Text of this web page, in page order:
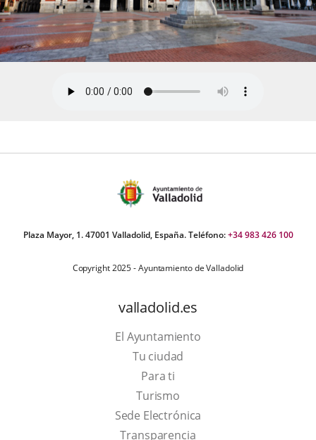
Plaza Mayor, 1. 47001 Valladolid, España. Teléfono:+34 983 426 100
Copyright 2025 - Ayuntamiento de Valladolid
valladolid.es
El Ayuntamiento
Tu ciudad
Para ti
TurismoThis
link
will
Sede Electrónica
Transparencia